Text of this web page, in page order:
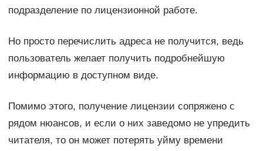
подразделение по лицензионной работе.
Но просто перечислить адреса не получится, ведь
пользователь желает получить подробнейшую
информацию в доступном виде.
Помимо этого, получение лицензии сопряжено с
рядом нюансов, и если о них заведомо не упредить
читателя, то он может потерять уйму времени